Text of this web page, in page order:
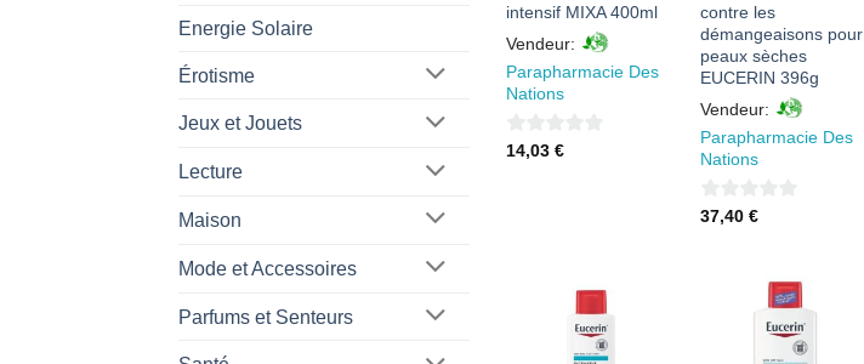
Energie Solaire
Érotisme
Jeux et Jouets
Lecture
Maison
Mode et Accessoires
Parfums et Senteurs
intensif MIXA 400ml
Vendeur:
Parapharmacie Des
Nations
0
14,03 €
contre les
démangeaisons pour
peaux sèches
EUCERIN 396g
Vendeur:
Parapharmacie Des
Nations
0
37,40 €
AJOUTER
AJOUTER